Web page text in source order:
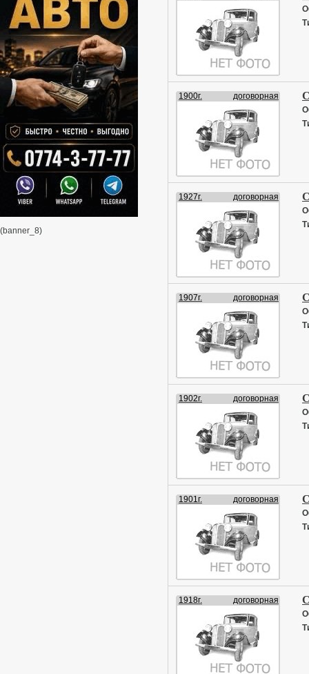
(banner_8)
1900г. договорная
1927г. договорная
1907г. договорная
1902г. договорная
1901г. договорная
1918г. договорная